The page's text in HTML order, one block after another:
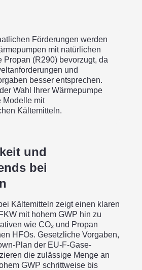
Förderungen werden
mit natürlichen
Propan (R290) bevorzugt, da
und
besser entsprechen.
Wahl Ihrer Wärmepumpe
Modelle mit
Kältemitteln.
und
bei
Kältemitteln zeigt einen klaren
mit hohem GWP hin zu
wie CO₂ und Propan
HFOs. Gesetzliche Vorgaben,
Plan der EU-F-Gase-
die zulässige Menge an
GWP schrittweise bis